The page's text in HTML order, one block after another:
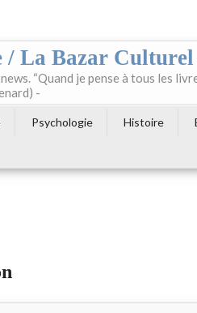
La Bazar Culturel
“Quand je pense à tous les
-
Psychologie Histoire